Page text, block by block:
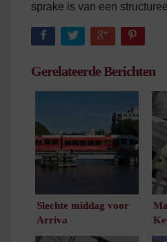
sprake is van een
Gerelateerde Berichten
Slechte middag voor
Arriva
/1minuut leestijd